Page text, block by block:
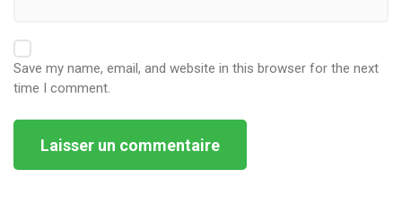
Save my name, email, and website in this browser for the next
time I comment.